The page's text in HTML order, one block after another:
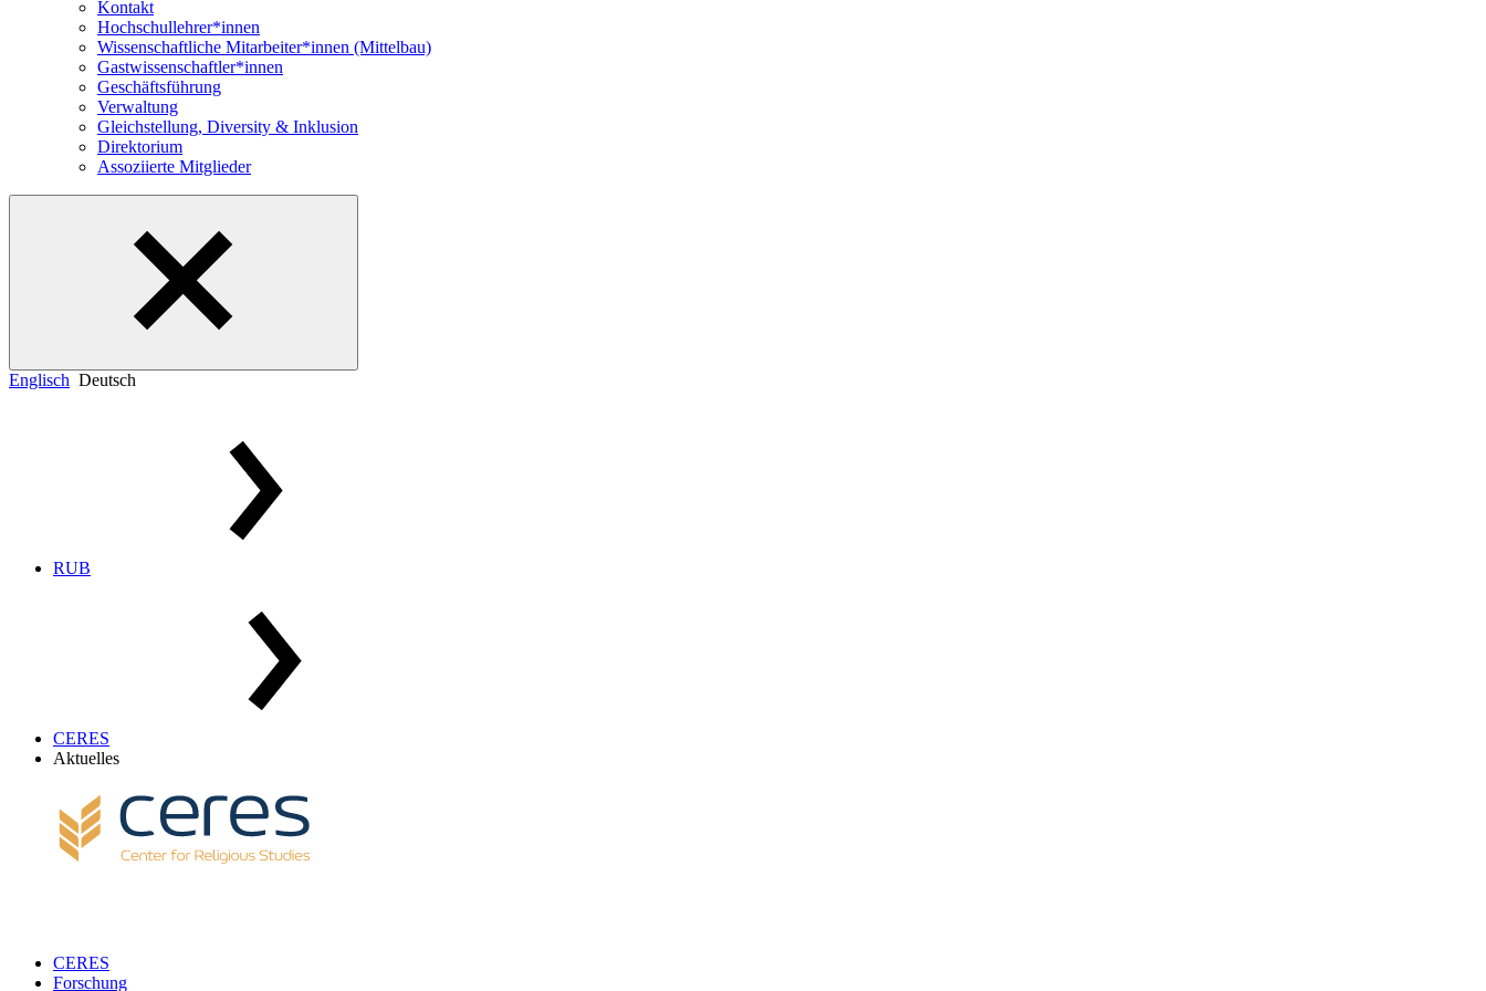
Kontakt
Hochschullehrer*innen
Wissenschaftliche Mitarbeiter*innen (Mittelbau)
Gastwissenschaftler*innen
Geschäftsführung
Verwaltung
Gleichstellung, Diversity & Inklusion
Direktorium
Assoziierte Mitglieder
Englisch Deutsch
RUB
CERES
Aktuelles
CERES
Forschung